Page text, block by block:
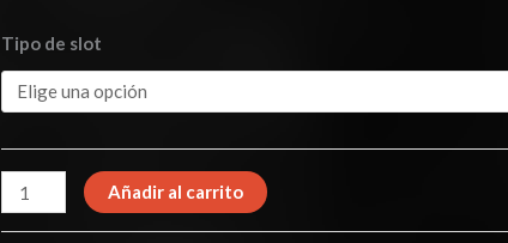
Tipo de slot
Añadir al carrito